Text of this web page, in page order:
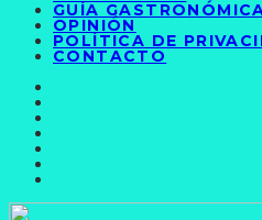
GUÍA
OPINIÓN
POLÍTICA DE
CONTACTO